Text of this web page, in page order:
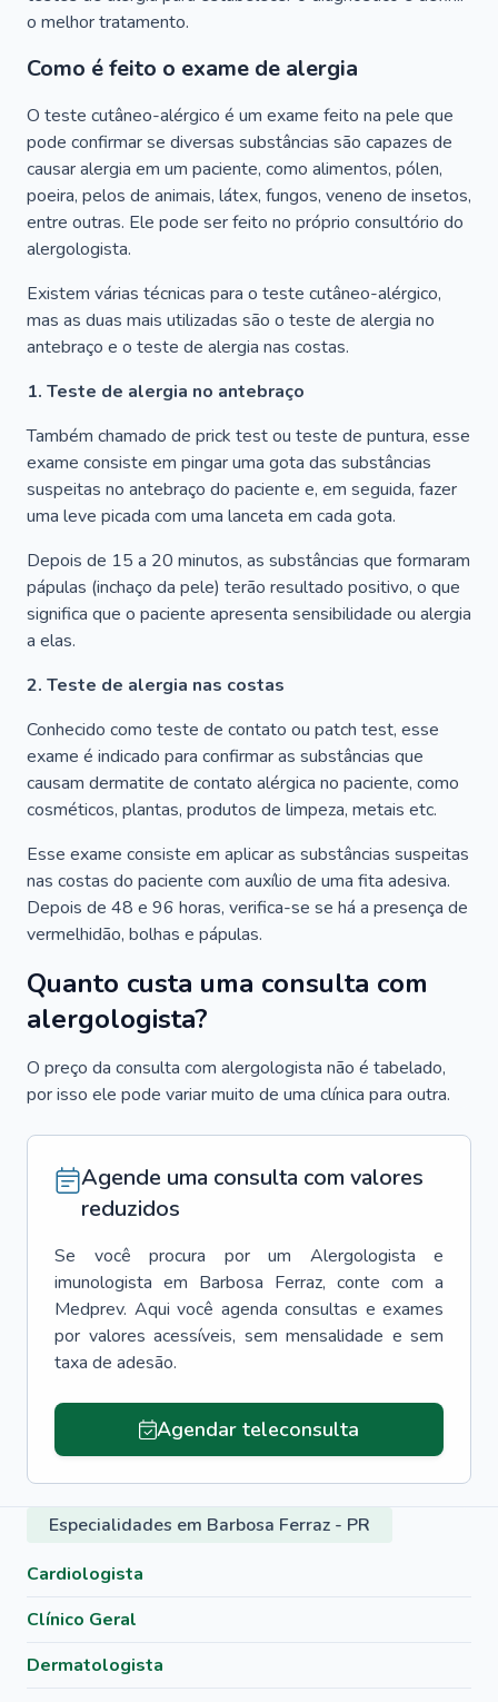
o melhor tratamento.
Como é feito o exame de alergia
O teste cutâneo-alérgico é um exame feito na pele que
pode confirmar se diversas substâncias são capazes de
causar alergia em um paciente, como alimentos, pólen,
poeira, pelos de animais, látex, fungos, veneno de insetos,
entre outras. Ele pode ser feito no próprio consultório do
alergologista.
Existem várias técnicas para o teste cutâneo-alérgico,
mas as duas mais utilizadas são o teste de alergia no
antebraço e o teste de alergia nas costas.
1. Teste de alergia no antebraço
Também chamado de prick test ou teste de puntura, esse
exame consiste em pingar uma gota das substâncias
suspeitas no antebraço do paciente e, em seguida, fazer
uma leve picada com uma lanceta em cada gota.
Depois de 15 a 20 minutos, as substâncias que formaram
pápulas (inchaço da pele) terão resultado positivo, o que
significa que o paciente apresenta sensibilidade ou alergia
a elas.
2. Teste de alergia nas costas
Conhecido como teste de contato ou patch test, esse
exame é indicado para confirmar as substâncias que
causam dermatite de contato alérgica no paciente, como
cosméticos, plantas, produtos de limpeza, metais etc.
Esse exame consiste em aplicar as substâncias suspeitas
nas costas do paciente com auxílio de uma fita adesiva.
Depois de 48 e 96 horas, verifica-se se há a presença de
vermelhidão, bolhas e pápulas.
Quanto custa uma consulta com
alergologista?
O preço da consulta com alergologista não é tabelado,
por isso ele pode variar muito de uma clínica para outra.
Agende uma consulta com valores
reduzidos
Se você procura por um
Alergologista e
imunologista em Barbosa Ferraz, conte com a
Medprev. Aqui você agenda consultas e exames
por valores acessíveis, sem mensalidade e sem
taxa de adesão.
Agendar teleconsulta
Especialidades em Barbosa Ferraz - PR
Cardiologista
Clínico Geral
Dermatologista